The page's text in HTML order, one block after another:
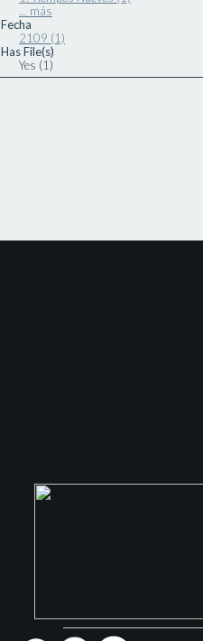
... más
Fecha
2109 (1)
Has File(s)
Yes (1)